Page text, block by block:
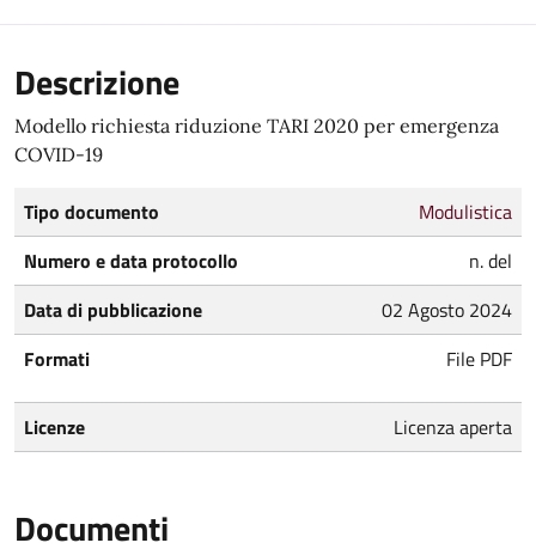
Descrizione
Modello richiesta riduzione TARI 2020 per emergenza
COVID-19
Tipo documento
Modulistica
Numero e data protocollo
n. del
Data di pubblicazione
02 Agosto 2024
Formati
File PDF
Licenze Licenza aperta
Documenti